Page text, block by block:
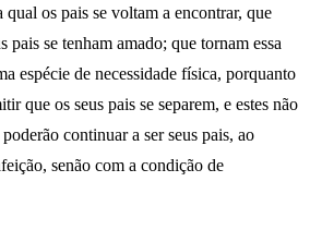
os pais se voltam a encontrar, que
pais se tenham amado; que tornam essa
espécie de necessidade física, porquanto
que os seus pais se separem, e estes não
continuar a ser seus pais, ao
senão com a condição de